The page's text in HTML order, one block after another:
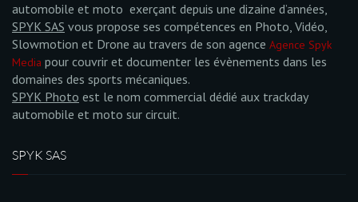
automobile et moto exerçant depuis une dizaine d’années,
SPYK SAS vous propose ses compétences en Photo, Vidéo,
Slowmotion et Drone au travers de son agence Agence Spyk
Media pour couvrir et documenter les évènements dans les
domaines des sports mécaniques.
SPYK Photo est le nom commercial dédié aux trackday
automobile et moto sur circuit.
SPYK SAS